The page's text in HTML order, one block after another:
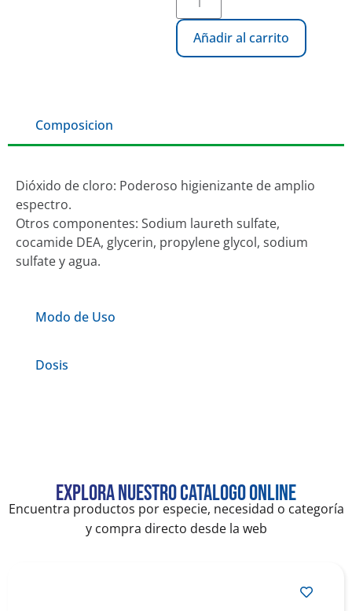
Añadir al carrito
Composicion
Modo de Uso
Dosis
Dióxido de cloro: Poderoso higienizante de amplio
espectro.
Otros componentes: Sodium laureth sulfate,
cocamide DEA, glycerin, propylene glycol, sodium
sulfate y agua.
Explora nuestro catalogo online
Encuentra productos por especie, necesidad o categoría
y compra directo desde la web